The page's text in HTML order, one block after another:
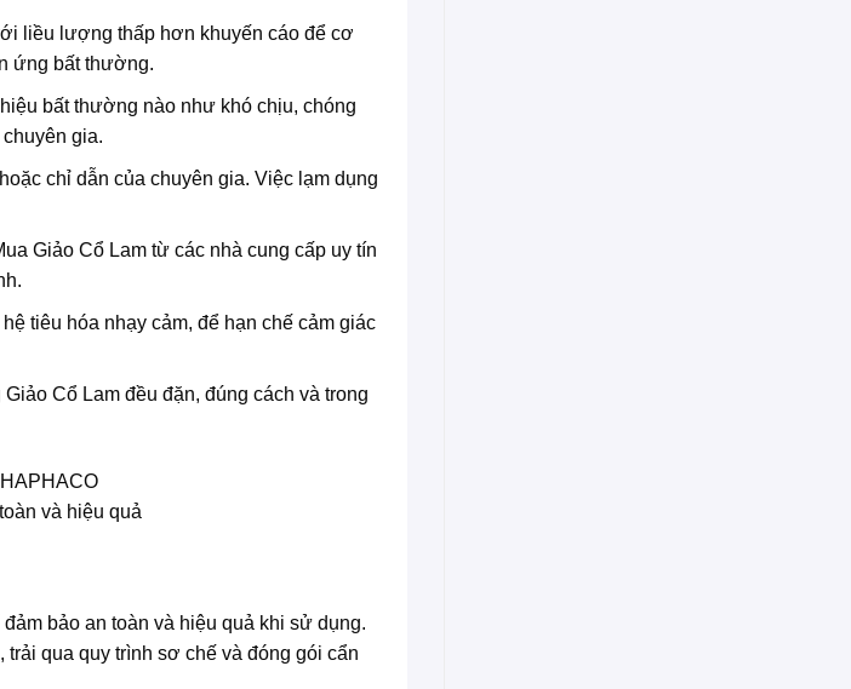
liều lượng thấp hơn khuyến cáo để cơ
ứng bất thường.
bất thường nào như khó chịu, chóng
gia.
chỉ dẫn của chuyên gia. Việc lạm dụng
Giảo Cổ Lam từ các nhà cung cấp uy tín
tiêu hóa nhạy cảm, để hạn chế cảm giác
Cổ Lam đều đặn, đúng cách và trong
và hiệu quả
bảo an toàn và hiệu quả khi sử dụng.
qua quy trình sơ chế và đóng gói cẩn